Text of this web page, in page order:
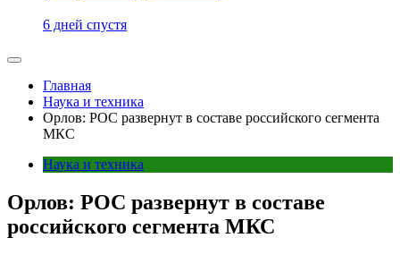
6 дней спустя
Главная
Наука и техника
Орлов: РОС развернут в составе российского сегмента
МКС
Наука и техника
Орлов: РОС развернут в составе
российского сегмента МКС